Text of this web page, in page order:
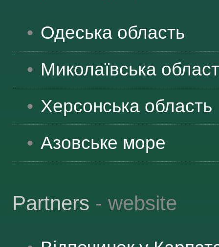
Одеська область
Миколаївська
Херсонська область
Азовське море
Partners - website